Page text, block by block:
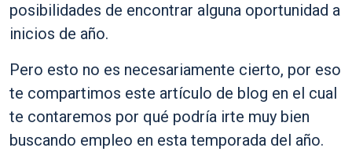
posibilidades de encontrar alguna oportunidad a
inicios de año.
Pero esto no es necesariamente cierto, por eso
te compartimos este artículo de blog en el cual
te contaremos por qué podría irte muy bien
buscando empleo en esta temporada del año.